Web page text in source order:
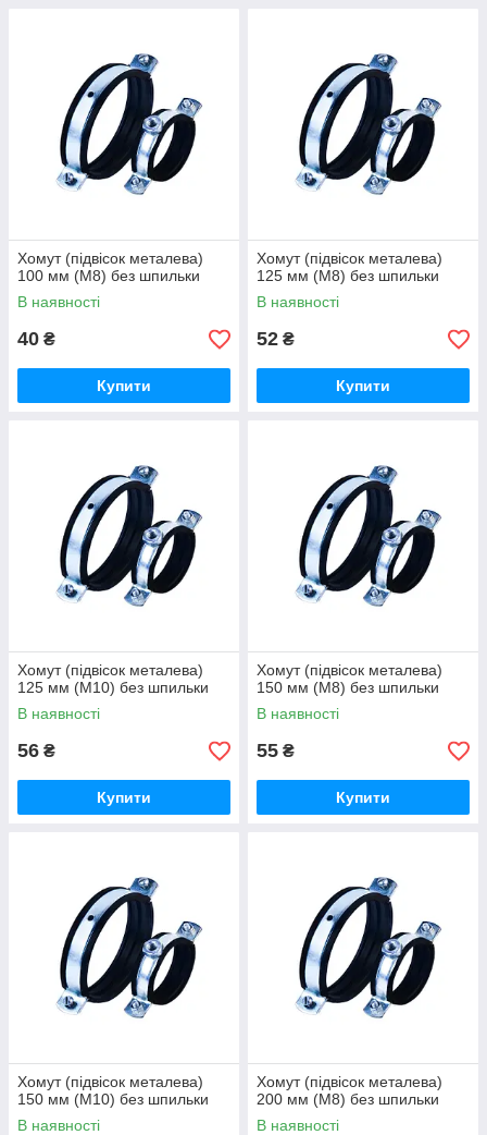
Хомут (підвісок металева)
100 мм (М8) без шпильки
В наявності
40 ₴
Купити
Хомут (підвісок металева)
125 мм (М8) без шпильки
В наявності
52 ₴
Купити
Хомут (підвісок металева)
125 мм (М10) без шпильки
В наявності
56 ₴
Купити
Хомут (підвісок металева)
150 мм (М8) без шпильки
В наявності
55 ₴
Купити
Хомут (підвісок металева)
150 мм (М10) без шпильки
В наявності
Хомут (підвісок металева)
200 мм (М8) без шпильки
В наявності